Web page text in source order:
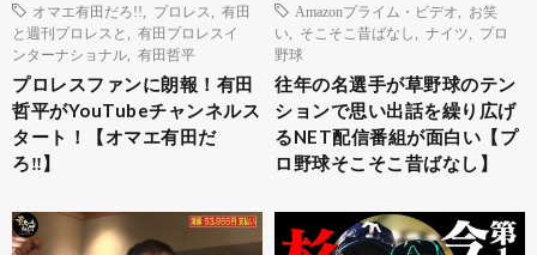
オマエ有田だろ!!
プロレス
有田
と週刊プロレスと
有田プロレスイ
ンターナショナル
有田哲平
プロレスファンに朗報！有田
哲平がYouTubeチャンネルス
タート！【オマエ有田だ
ろ‼︎】
Amazonプライム・ビデオ
お笑
い
そこそこ昔ばなし ナイツ
プロ
野球
往年の名選手が草野球のテン
ションで思い出話を繰り広げ
るNET配信番組が面白い【プ
ロ野球そこそこ昔ばなし】